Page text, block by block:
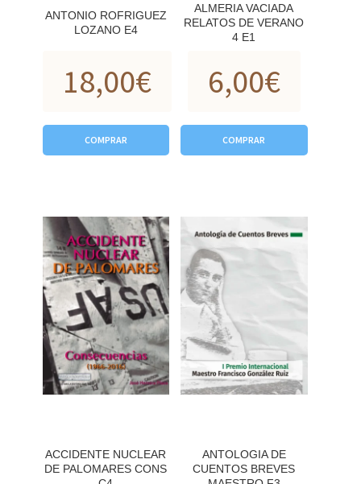
ANTONIO ROFRIGUEZ
LOZANO E4
18,00€
COMPRAR
ALMERIA VACIADA
RELATOS DE VERANO
4 E1
6,00€
COMPRAR
ACCIDENTE NUCLEAR
DE PALOMARES CONS
ANTOLOGIA DE
CUENTOS BREVES